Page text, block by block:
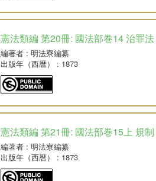
憲法類編 第20冊: 國法部巻14 治罪法
編著者: 明法寮編纂
出版年（西暦）
: 1873
憲法類編 第21冊: 國法部巻15上 規制
編著者: 明法寮編纂
出版年（西暦）
: 1873